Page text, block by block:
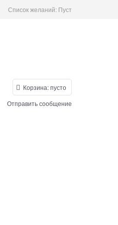
Список желаний: Пуст
Корзина:пусто
Отправить сообщение